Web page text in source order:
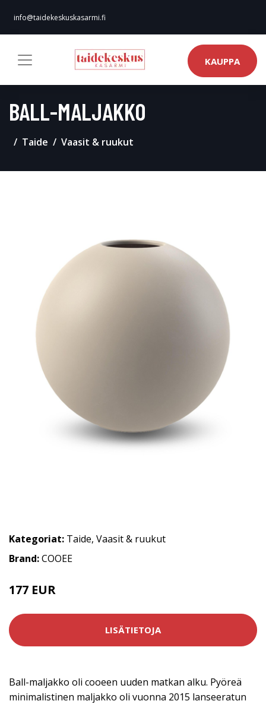
info@taidekeskuskasarmi.fi
KAUPPA
BALL-MALJAKKO
Taide Vaasit & ruukut
Kategoriat: Taide, Vaasit & ruukut
Brand:COOEE
177 EUR
LISÄTIETOJA
Ball-maljakko oli cooeen uuden matkan alku. Pyöreä
minimalistinen maljakko oli vuonna 2015 lanseeratun